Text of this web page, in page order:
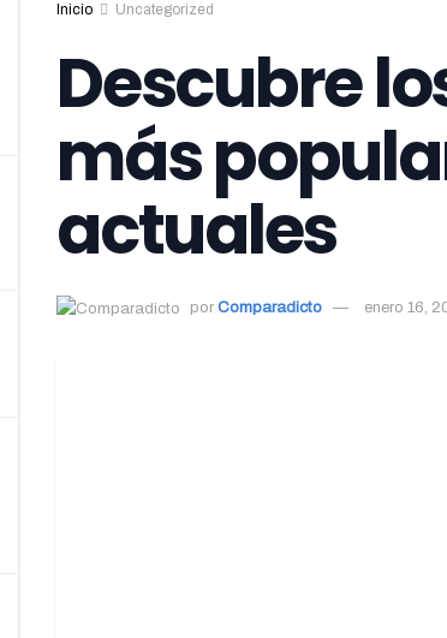
Inicio Uncategorized
Descubre
más
actuales
por Comparadicto enero 16,